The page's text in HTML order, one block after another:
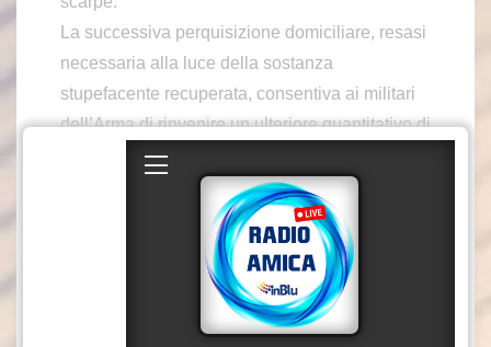
La successiva perquisizione domiciliare, resasi
necessaria alla luce della sostanza
stupefacente recuperata, consentiva ai militari
dell’Arma di rinvenire un ulteriore quantitativo di
Più in particolare, sono stati sequestrati quasi
mezzo chilo di cocaina, confezionata in
involucri termosigillati, oltre un etto e mezzo di
hashish e circa una ventina di grammi della
cosiddetta “cocaina rosa”, detta anche Tusibi
per la presenza di 2C-B, un allucinogeno